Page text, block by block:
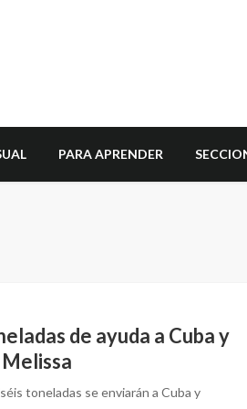
PARA APRENDER
de ayuda a Cuba y
toneladas se enviarán a Cuba y